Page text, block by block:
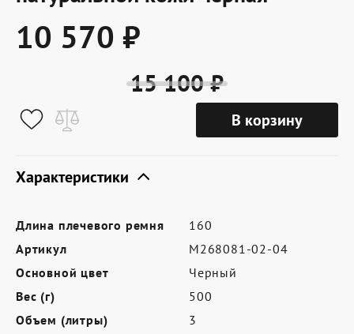
О компании
Условия доставки
Где купить
Партнерам
Контакты
Программа лояльности
10 570 ₽
15 100 ₽
В корзину
Характеристики
Длина плечевого ремня
160
Артикул
M268081-02-04
Основной цвет
Черный
Вес (г)
500
Объем (литры)
3